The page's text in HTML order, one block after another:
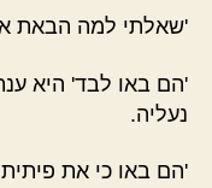
'שאלתי למה הבאת
'הם באו לבד' היא
נעליה.
'הם באו כי את